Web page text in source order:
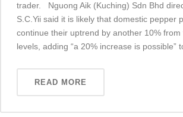
trader. Nguong Aik (Kuching) Sdn Bhd
S.C.Yii said it is likely that domestic pepper
continue their uptrend by another 10%
levels, adding “a 20% increase is possible”
READ MORE